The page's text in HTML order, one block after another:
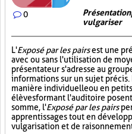
0
vulgariser
L'Exposé par les pairsest une
avec ou sans l'utilisation de
présentateur s'adresse au
informations sur un sujet précis.
manière individuelle ou en
élèves formant l'auditoire
somme, l'Exposé par les pairs
apprentissages tout en
vulgarisation et de